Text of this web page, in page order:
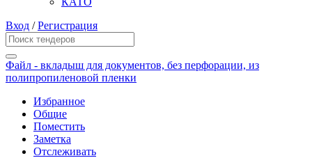
Вход /Регистрация
Файл - вкладыш для документов, без перфорации, из
полипропиленовой пленки
Избранное
Общие
Поместить
Заметка
Отслеживать